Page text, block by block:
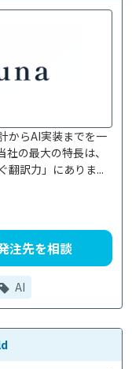
からAI実装までを一
の最大の特長は、
翻訳力」にありま...
注先を相談
AI